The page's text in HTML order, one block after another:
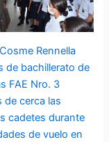
Rennella
de bachillerato de
FAE Nro. 3
de cerca las
cadetes durante
de vuelo en